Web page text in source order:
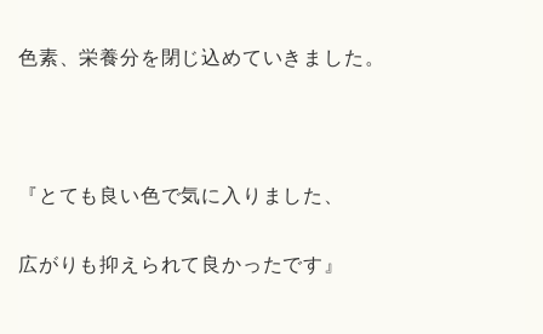
色素、栄養分を閉じ込めていきました。
『とても良い色で気に入りました、
広がりも抑えられて良かったです』